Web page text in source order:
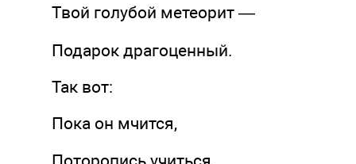
Твой голубой метеорит —
Подарок драгоценный.
Так вот:
Пока он мчится,